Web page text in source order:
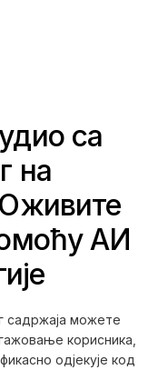
са
на
АИ
садржаја можете
корисника,
одјекује код